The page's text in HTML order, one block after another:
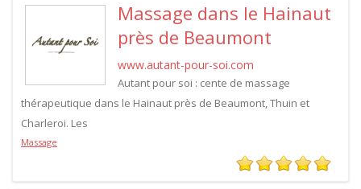
Massage dans le Hainaut
près de Beaumont
www.autant-pour-soi.com
Autant pour soi : cente de massage
thérapeutique dans le Hainaut près de Beaumont, Thuin et
Charleroi. Les
Massage